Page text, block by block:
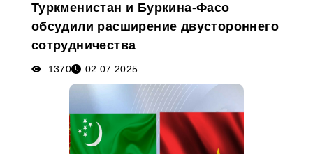
Медиа
Афиша
Туркменистан и Буркина-Фасо
обсудили расширение двустороннего
сотрудничества
1370 02.07.2025